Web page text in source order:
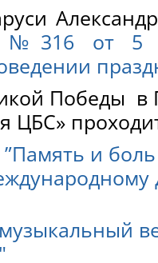
№316 от 5
Победы в
ЦБС»
и боль